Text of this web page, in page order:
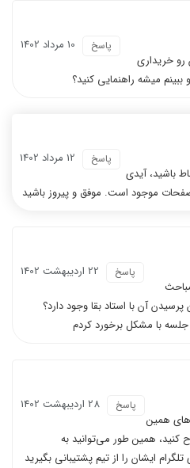
10 مرداد 1402 پاسخ
خریداری
ببینم میشه راهنمایی کنید؟
12 مرداد 1402 پاسخ
باشید، آیدی
صفحات موجود است. موفق و پیروز باشید
22 ارديبهشت 1402 پاسخ
آن با استاد بقا وجود دارد؟
با مشکل برخورد کردم
28 ارديبهشت 1402 پاسخ
همین
کنید، همین طور می‌توانید به
ایشان را از تیم پشتیبانی بگیرید